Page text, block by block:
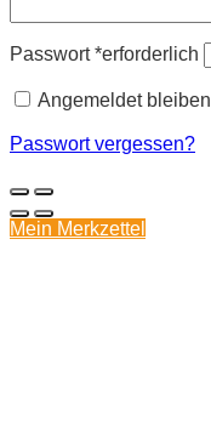
Passwort*erforderlich
Angemeldet bleiben
Passwort vergessen?
Mein Merkzettel